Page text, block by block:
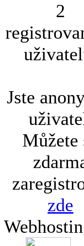
2
Jste
Můžete
zde